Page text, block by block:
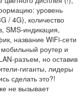
уровень
/ 4G), количество
SMS-индикация,
название WiFi-сети
роутер и
разъем, но оставив
гиганты, лидеры
сделать это?!
не вызывает